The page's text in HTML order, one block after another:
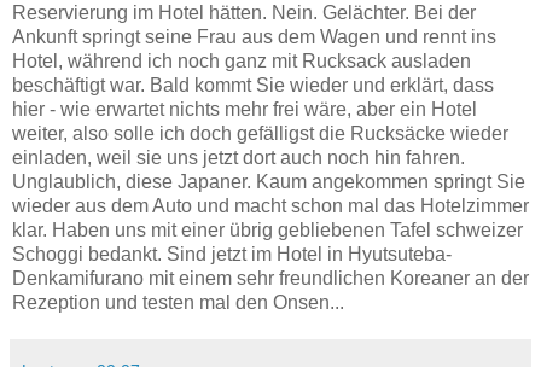
Reservierung im Hotel hätten. Nein. Gelächter. Bei der
Ankunft springt seine Frau aus dem Wagen und rennt ins
Hotel, während ich noch ganz mit Rucksack ausladen
beschäftigt war. Bald kommt Sie wieder und erklärt, dass
hier - wie erwartet nichts mehr frei wäre, aber ein Hotel
weiter, also solle ich doch gefälligst die Rucksäcke wieder
einladen, weil sie uns jetzt dort auch noch hin fahren.
Unglaublich, diese Japaner. Kaum angekommen springt Sie
wieder aus dem Auto und macht schon mal das Hotelzimmer
klar. Haben uns mit einer übrig gebliebenen Tafel schweizer
Schoggi bedankt. Sind jetzt im Hotel in Hyutsuteba-
Denkamifurano mit einem sehr freundlichen Koreaner an der
Rezeption und testen mal den Onsen...